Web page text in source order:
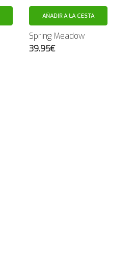
AÑADIR A LA CESTA
Spring Meadow
39.95€